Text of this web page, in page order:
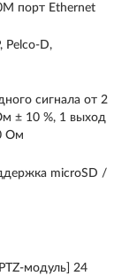
порт Ethernet
Pelco-D,
сигнала от 2
± 10 %, 1 выход
Ом
microSD /
модуль] 24